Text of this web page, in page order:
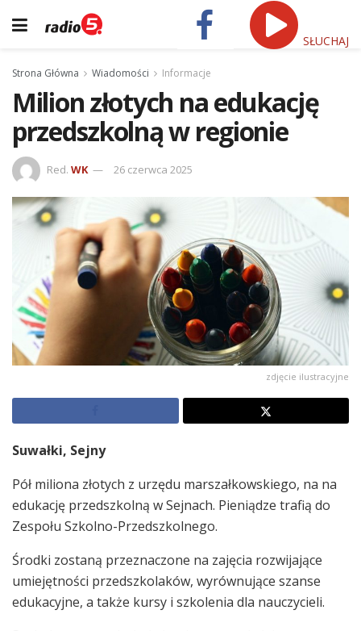
SŁUCHAJ
Strona Główna Wiadomości Informacje
Milion złotych na edukację
przedszkolną w regionie
Red. WK 26 czerwca 2025
zdjęcie ilustracyjne
Suwałki, Sejny
Pół miliona złotych z urzędu marszałkowskiego, na na
edukację przedszkolną w Sejnach. Pieniądze trafią do
Zespołu Szkolno-Przedszkolnego.
Środki zostaną przeznaczone na zajęcia rozwijające
umiejętności przedszkolaków, wyrównujące szanse
edukacyjne, a także kursy i szkolenia dla nauczycieli.